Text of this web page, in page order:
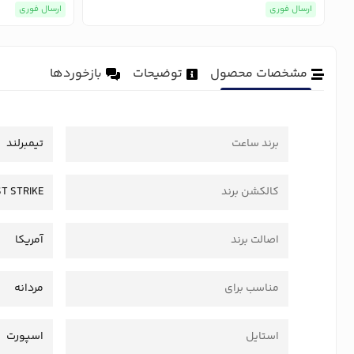
ارسال فوری ارسال فوری
مشخصات محصول توضیحات بازخوردها
برند ساعت تیمبرلند
کالکشن برند STRIKE
اصالت برند آمریکا
مناسب برای مردانه
استایل اسپورت